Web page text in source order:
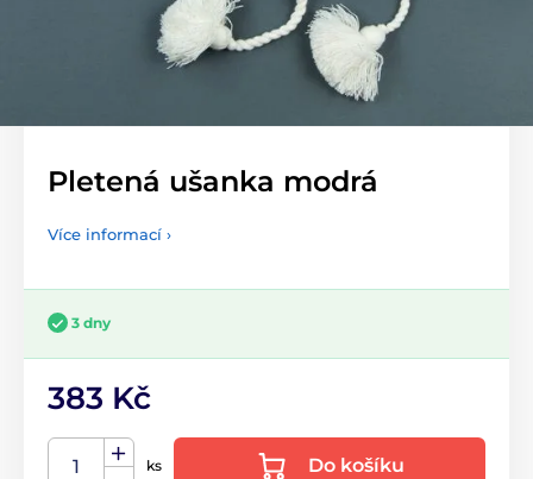
Pletená ušanka modrá
Více informací ›
3 dny
383 Kč
ks Do košíku